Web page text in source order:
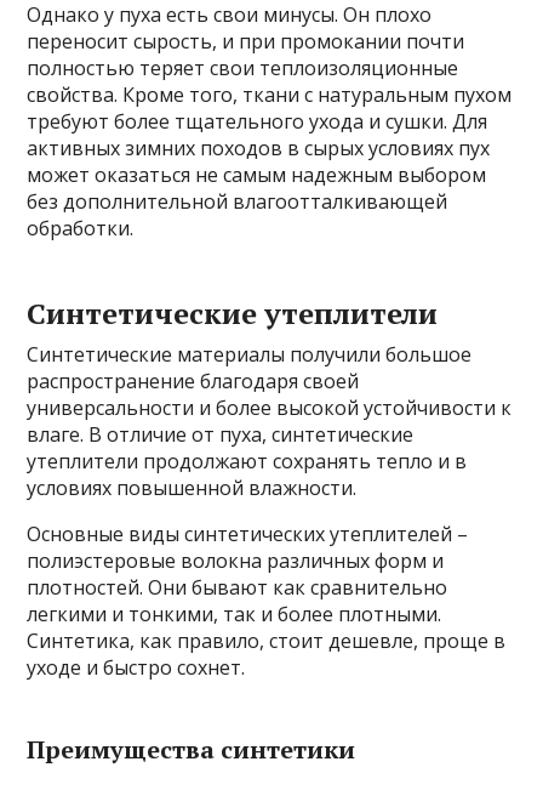
Однако у пуха есть свои минусы. Он плохо
переносит сырость, и при промокании почти
полностью теряет свои теплоизоляционные
свойства. Кроме того, ткани с натуральным пухом
требуют более тщательного ухода и сушки. Для
активных зимних походов в сырых условиях пух
может оказаться не самым надежным выбором
без дополнительной влагоотталкивающей
обработки.
Синтетические утеплители
Синтетические материалы получили большое
распространение благодаря своей
универсальности и более высокой устойчивости к
влаге. В отличие от пуха, синтетические
утеплители продолжают сохранять тепло и в
условиях повышенной влажности.
Основные виды синтетических утеплителей –
полиэстеровые волокна различных форм и
плотностей. Они бывают как сравнительно
легкими и тонкими, так и более плотными.
Синтетика, как правило, стоит дешевле, проще в
уходе и быстро сохнет.
Преимущества синтетики